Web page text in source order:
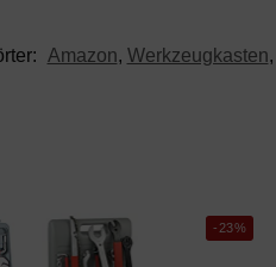
Amazon, Werkzeugkasten,
-23%